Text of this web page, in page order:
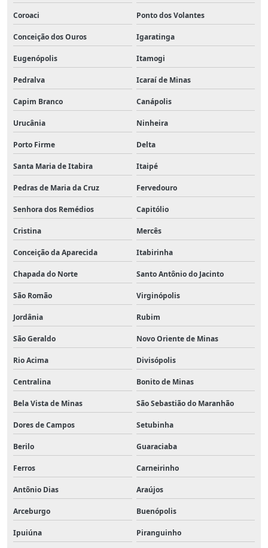
Coroaci Ponto dos Volantes
Conceição dos Ouros Igaratinga
Eugenópolis Itamogi
Pedralva Icaraí de Minas
Capim Branco Canápolis
Urucânia Ninheira
Porto Firme Delta
Santa Maria de Itabira Itaipé
Pedras de Maria da Cruz Fervedouro
Senhora dos Remédios Capitólio
Cristina Mercês
Conceição da Aparecida Itabirinha
Chapada do Norte Santo Antônio do Jacinto
São Romão Virginópolis
Jordânia Rubim
São Geraldo Novo Oriente de Minas
Rio Acima Divisópolis
Centralina Bonito de Minas
Bela Vista de Minas São Sebastião do Maranhão
Dores de Campos Setubinha
Berilo Guaraciaba
Ferros Carneirinho
Antônio Dias Araújos
Arceburgo Buenópolis
Ipuiúna Piranguinho